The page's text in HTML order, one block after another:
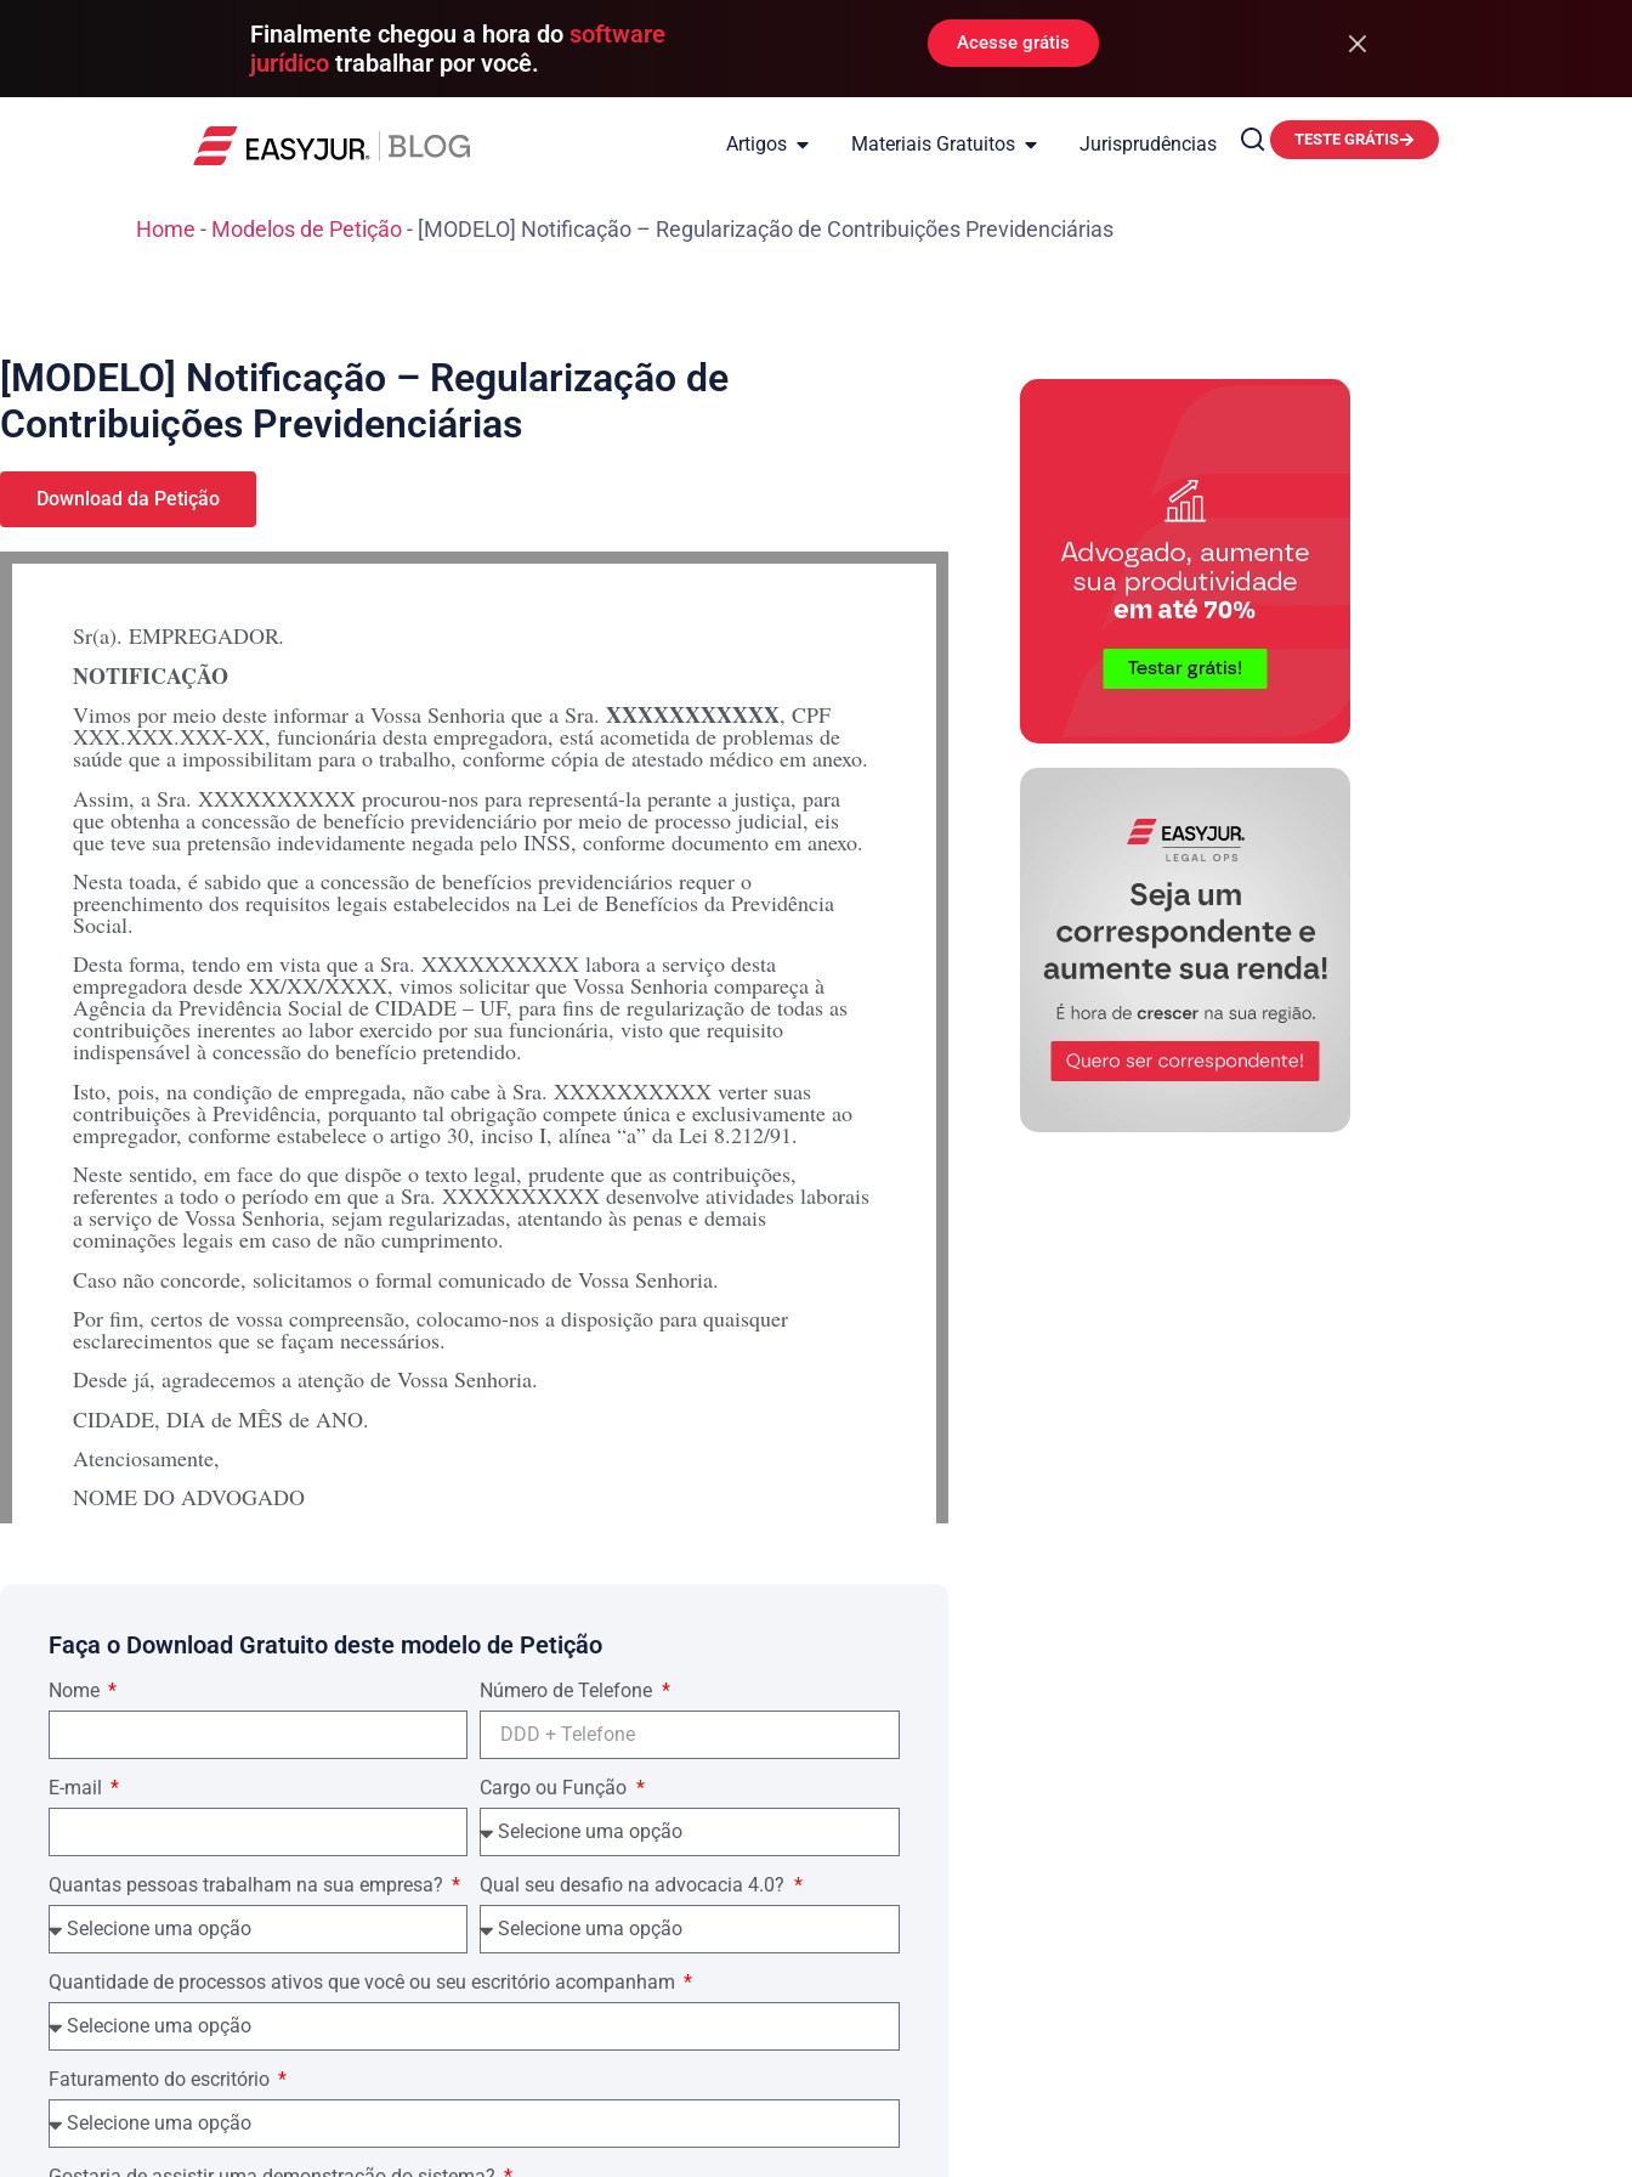
Finalmente chegou a hora dosoftware
jurídico trabalhar por você.
Acesse grátis
Artigos Materiais Gratuitos Jurisprudências TESTE GRÁTIS
Home - Modelos de Petição- [MODELO] Notificação – Regularização de Contribuições Previdenciárias
[MODELO] Notificação – Regularização de
Contribuições Previdenciárias
Download da Petição
Sr(a). EMPREGADOR.
NOTIFICAÇÃO
Vimos por meio deste informar a Vossa Senhoria que a Sra. XXXXXXXXXXX, CPF
XXX.XXX.XXX-XX, funcionária desta empregadora, está acometida de problemas de
saúde que a impossibilitam para o trabalho, conforme cópia de atestado médico em anexo.
Assim, a Sra. XXXXXXXXXX procurou-nos para representá-la perante a justiça, para
que obtenha a concessão de benefício previdenciário por meio de processo judicial, eis
que teve sua pretensão indevidamente negada pelo INSS, conforme documento em anexo.
Nesta toada, é sabido que a concessão de benefícios previdenciários requer o
preenchimento dos requisitos legais estabelecidos na Lei de Benefícios da Previdência
Social.
Desta forma, tendo em vista que a Sra. XXXXXXXXXX labora a serviço desta
empregadora desde XX/XX/XXXX, vimos solicitar que Vossa Senhoria compareça à
Agência da Previdência Social de CIDADE – UF, para fins de regularização de todas as
contribuições inerentes ao labor exercido por sua funcionária, visto que requisito
indispensável à concessão do benefício pretendido.
Isto, pois, na condição de empregada, não cabe à Sra. XXXXXXXXXX verter suas
contribuições à Previdência, porquanto tal obrigação compete única e exclusivamente ao
empregador, conforme estabelece o artigo 30, inciso I, alínea “a” da Lei 8.212/91.
Neste sentido, em face do que dispõe o texto legal, prudente que as contribuições,
referentes a todo o período em que a Sra. XXXXXXXXXX desenvolve atividades laborais
a serviço de Vossa Senhoria, sejam regularizadas, atentando às penas e demais
cominações legais em caso de não cumprimento.
Caso não concorde, solicitamos o formal comunicado de Vossa Senhoria.
Por fim, certos de vossa compreensão, colocamo-nos a disposição para quaisquer
esclarecimentos que se façam necessários.
Desde já, agradecemos a atenção de Vossa Senhoria.
CIDADE, DIA de MÊS de ANO.
Atenciosamente,
NOME DO ADVOGADO
Faça o Download Gratuito deste modelo de Petição
Nome Número de Telefone
E-mail Cargo ou Função
Quantas pessoas trabalham na sua empresa? Qual seu desafio na advocacia 4.0?
Quantidade de processos ativos que você ou seu escritório acompanham
Faturamento do escritório